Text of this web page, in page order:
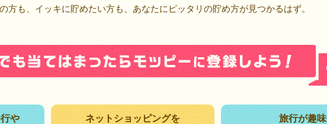
方も、イッキに貯めたい方も、あなたにピッタリの貯め方が見つかるはず。
や
ネットショッピングを
旅行が趣味